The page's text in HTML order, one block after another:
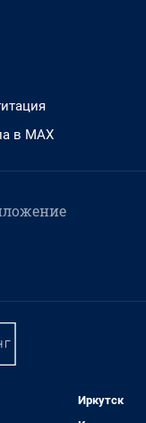
в MAX
Иркутск